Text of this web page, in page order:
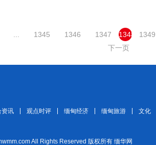
1345 1346 1347 1348
1349
下一页
资讯 观点时评 缅甸经济 缅甸旅游 文化
All Rights Reserved 版权所有 缅华网